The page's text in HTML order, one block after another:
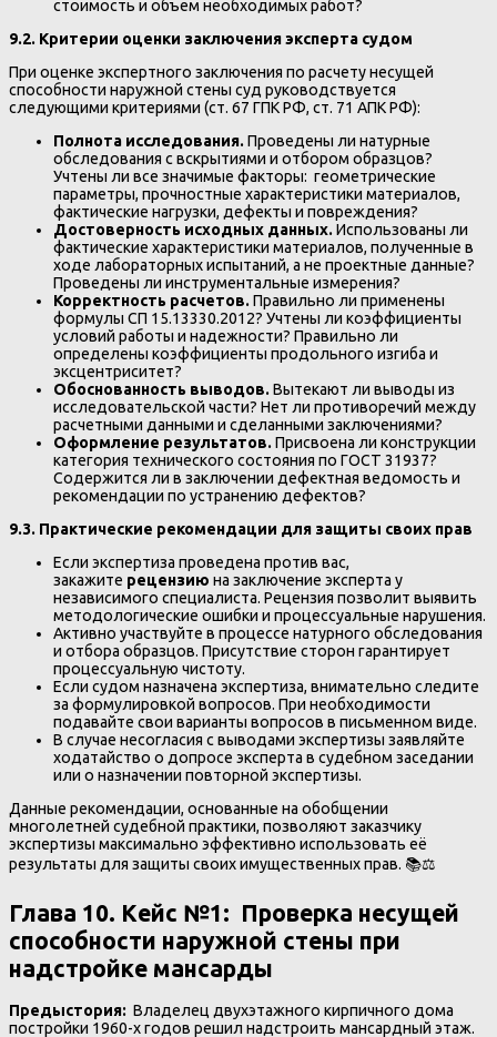
стоимость и объем необходимых работ?
9.2. Κритерии оценки заключения эксперта судом
При оценке экспертного заключения по расчету несущей
способности наружной стены суд руководствуется
следующими критериями (ст. 67 ГПК РФ, ст. 71 АПК РФ):
Полнота исследования.Проведены ли натурные
обследования с вскрытиями и отбором образцов?
Учтены ли все значимые факторы: геометрические
параметры, прочностные характеристики материалов,
фактические нагрузки, дефекты и повреждения?
Достоверность исходных данных.Использованы ли
фактические характеристики материалов, полученные в
ходе лабораторных испытаний, а не проектные данные?
Проведены ли инструментальные измерения?
Корректность расчетов.Правильно ли применены
формулы СП 15.13330.2012? Учтены ли коэффициенты
условий работы и надежности? Правильно ли
определены коэффициенты продольного изгиба и
эксцентриситет?
Обоснованность выводов.Вытекают ли выводы из
исследовательской части? Нет ли противоречий между
расчетными данными и сделанными заключениями?
Оформление результатов.Присвоена ли конструкции
категория технического состояния по ГОСТ 31937?
Содержится ли в заключении дефектная ведомость и
рекомендации по устранению дефектов?
9.3. Практические рекомендации для защиты своих прав
Если экспертиза проведена против вас,
закажите рецензию на заключение эксперта у
независимого специалиста. Рецензия позволит выявить
методологические ошибки и процессуальные нарушения.
Активно участвуйте в процессе натурного обследования
и отбора образцов. Присутствие сторон гарантирует
процессуальную чистоту.
Если судом назначена экспертиза, внимательно следите
за формулировкой вопросов. При необходимости
подавайте свои варианты вопросов в письменном виде.
В случае несогласия с выводами экспертизы заявляйте
ходатайство о допросе эксперта в судебном заседании
или о назначении повторной экспертизы.
Данные рекомендации, основанные на обобщении
многолетней судебной практики, позволяют заказчику
экспертизы максимально эффективно использовать её
результаты для защиты своих имущественных прав. 📚⚖️
Глава 10. Кейс №1: Проверка несущей
способности наружной стены при
надстройке мансарды
Предыстория: Владелец двухэтажного кирпичного дома
постройки 1960-х годов решил надстроить мансардный этаж.